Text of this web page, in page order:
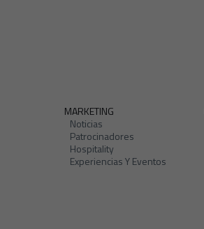
MARKETING
Noticias
Patrocinadores
Hospitality
Experiencias Y Eventos